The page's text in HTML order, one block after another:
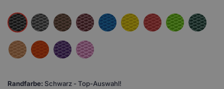
Randfarbe: Schwarz - Top-Auswahl!